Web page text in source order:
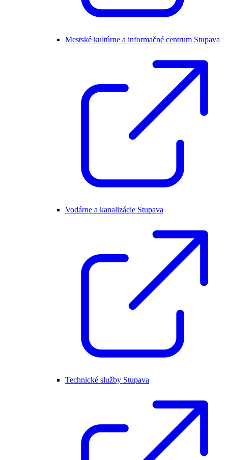
Mestské kultúrne a informačné centrum Stupava
Vodárne a kanalizácie Stupava
Technické služby Stupava